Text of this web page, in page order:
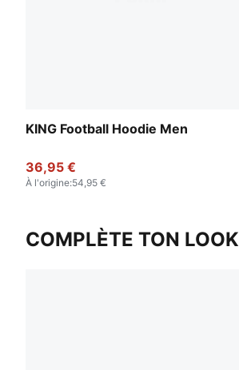
KING Football Hoodie Men
36,95 €
À l'origine:54,95 €
COMPLÈTE TON LOOK